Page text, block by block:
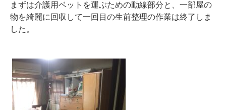
まずは介護用ベットを運ぶための動線部分と、一部屋の
物を綺麗に回収して一回目の生前整理の作業は終了しま
した。